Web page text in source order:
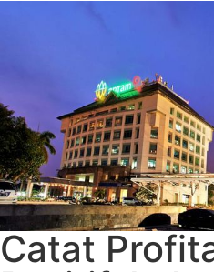
Catat